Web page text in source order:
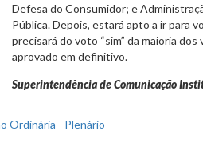
Defesa do Consumidor; e
Pública. Depois, estará apto a ir para
precisará do voto “sim” da maioria
aprovado em definitivo.
Superintendência de Comunicação